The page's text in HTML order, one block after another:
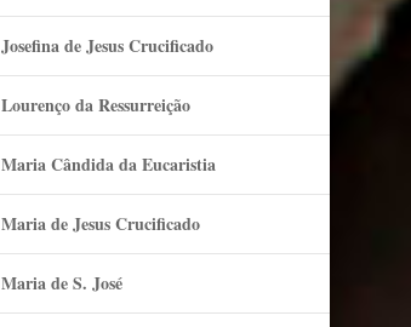
Josefina de Jesus Crucificado
Lourenço da Ressurreição
Maria Cândida da Eucaristia
Maria de Jesus Crucificado
Maria de S. José